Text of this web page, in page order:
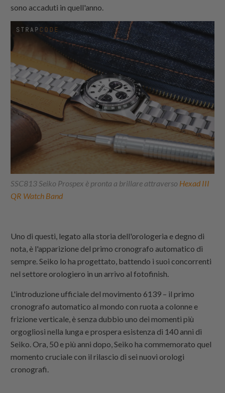
sono accaduti in quell'anno.
SSC813 Seiko Prospex è pronta a brillare attraverso Hexad III
QR Watch Band
Uno di questi, legato alla storia dell'orologeria e degno di
nota, è l'apparizione del primo cronografo automatico di
sempre. Seiko lo ha progettato, battendo i suoi concorrenti
nel settore orologiero in un arrivo al fotofinish.
L'introduzione ufficiale del movimento 6139 – il primo
cronografo automatico al mondo con ruota a colonne e
frizione verticale, è senza dubbio uno dei momenti più
orgogliosi nella lunga e prospera esistenza di 140 anni di
Seiko. Ora, 50 e più anni dopo, Seiko ha commemorato quel
momento cruciale con il rilascio di sei nuovi orologi
cronografi.